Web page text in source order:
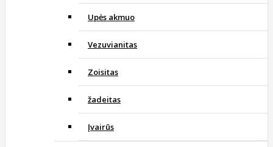
Upės akmuo
Vezuvianitas
Zoisitas
žadeitas
Įvairūs